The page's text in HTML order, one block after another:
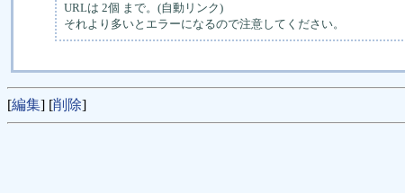
URLは 2個 まで。(自動リンク)
それより多いとエラーになるので注意してください。
[編集] [削除]